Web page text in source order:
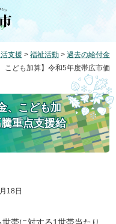
支援 > 福祉活動 > 過去の給付金
こども加算】令和5年度帯広市価
、こども加
重点支援給
18日